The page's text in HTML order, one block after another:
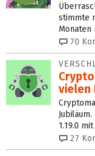
stimmte
Monaten
70
vielen
1.19.0
27